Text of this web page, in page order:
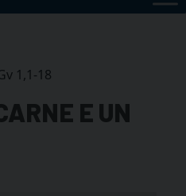
1,1-18
E UN